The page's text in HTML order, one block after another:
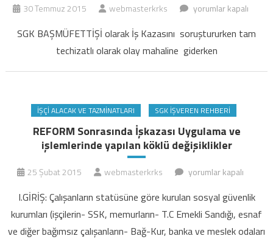
30 Temmuz 2015 webmasterkrks
İş
soruşturması
yaparken
için
yorumlar kapalı
SGK BAŞMÜFETTİŞİ olarak İş Kazasını soruştururken tam
techizatlı olarak olay mahaline giderken
İŞÇI ALACAK VE TAZMINATLARI SGK İŞVEREN REHBERI
REFORM Sonrasında İşkazası Uygulama ve
işlemlerinde yapılan köklü değişiklikler
25 Şubat 2015 webmasterkrks
REFORM
İşkazası
Uygulama
ve
yorumlar kapalı
I.GİRİŞ: Çalışanların statüsüne göre kurulan sosyal güvenlik
kurumları (işçilerin- SSK, memurların- T.C Emekli Sandığı, esnaf
ve diğer bağımsız çalışanların- Bağ-Kur, banka ve meslek odaları